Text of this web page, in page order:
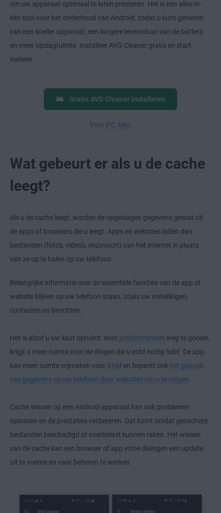
om uw apparaat optimaal te laten presteren. Het is een alles-in-
één-tool voor het onderhoud van Android, zodat u kunt genieten
van een sneller apparaat, een langere levensduur van de batterij
en meer opslagruimte. Installeer AVG Cleaner gratis en start
meteen.
Gratis AVG Cleaner installeren
Voor PC, Mac
Wat gebeurt er als u de cache
leegt?
Als u de cache leegt, worden de opgeslagen gegevens gewist uit
de apps of browsers die u leegt. Apps en websites laden dan
bestanden (foto's, video's, enzovoort) van het internet in plaats
van ze op te halen op uw telefoon.
Belangrijke informatie over de essentiële functies van de app of
website blijven op uw telefoon staan, zoals uw instellingen,
contacten en berichten.
Het is alsof u uw kast opruimt: door junkbestanden weg te gooien,
krijgt u meer ruimte voor de dingen die u echt nodig hebt. De app
kan meer ruimte vrijmaken voor RAM en beperkt ook het gebruik
van gegevens op uw telefoon door websites om u te volgen.
Cache wissen op een Android-apparaat kan ook problemen
oplossen en de prestaties verbeteren. Dat komt omdat gecachete
bestanden beschadigd of overbelast kunnen raken. Het wissen
van de cache kan een browser of app ertoe dwingen een update
uit te voeren en naar behoren te werken.